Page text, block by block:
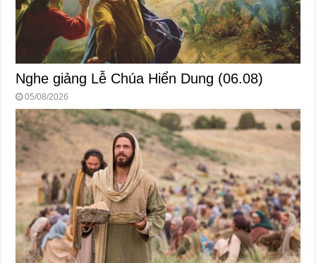
Nghe giảng Lễ Chúa Hiển Dung (06.08)
05/08/2026